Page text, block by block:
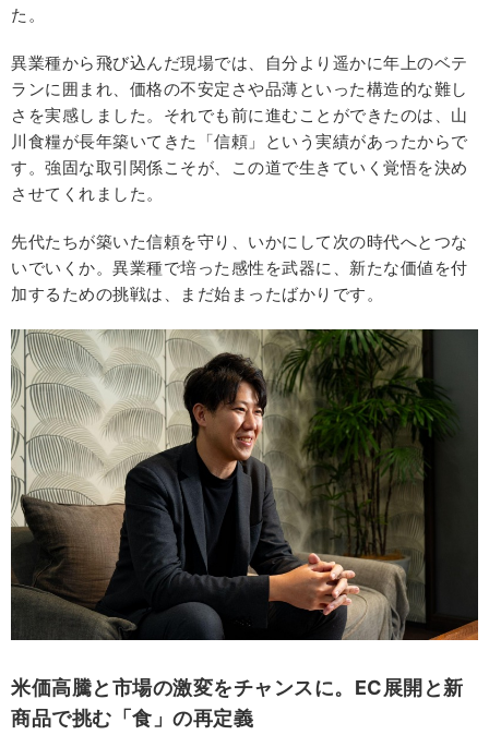
た。
異業種から飛び込んだ現場では、自分より遥かに年上のベテ
ランに囲まれ、価格の不安定さや品薄といった構造的な難し
さを実感しました。それでも前に進むことができたのは、山
川食糧が長年築いてきた「信頼」という実績があったからで
す。強固な取引関係こそが、この道で生きていく覚悟を決め
させてくれました。
先代たちが築いた信頼を守り、いかにして次の時代へとつな
いでいくか。異業種で培った感性を武器に、新たな価値を付
加するための挑戦は、まだ始まったばかりです。
米価高騰と市場の激変をチャンスに。EC展開と新
商品で挑む「食」の再定義